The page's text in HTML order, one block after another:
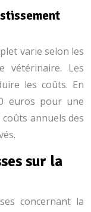
varie selon les
vétérinaire. Les
les coûts. En
euros pour une
coûts annuels des
sur la
concernant la